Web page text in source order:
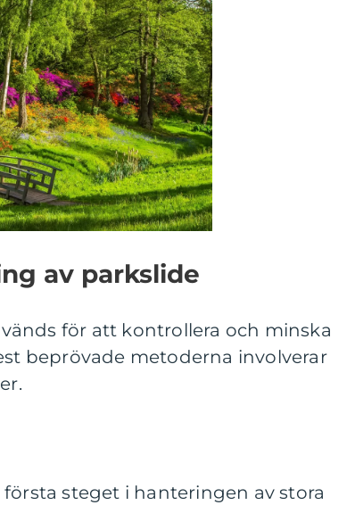
av parkslide
för att kontrollera och minska
beprövade metoderna involverar
steget i hanteringen av stora